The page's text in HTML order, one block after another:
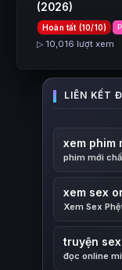
(2026)
Hoàn tất (10/10)
▷ 10,016 lượt xem
xem phim
phim mới
xem sex
Xem Sex
truyện
đọc online